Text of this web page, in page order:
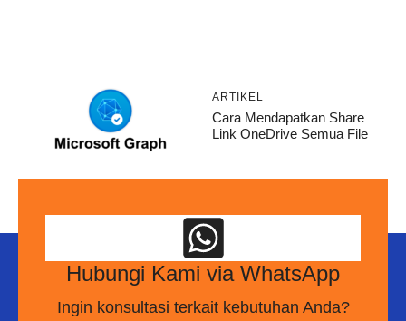
ARTIKEL
Cara Mendapatkan Share
Link OneDrive Semua File
Hubungi Kami via WhatsApp
Ingin konsultasi terkait kebutuhan Anda?